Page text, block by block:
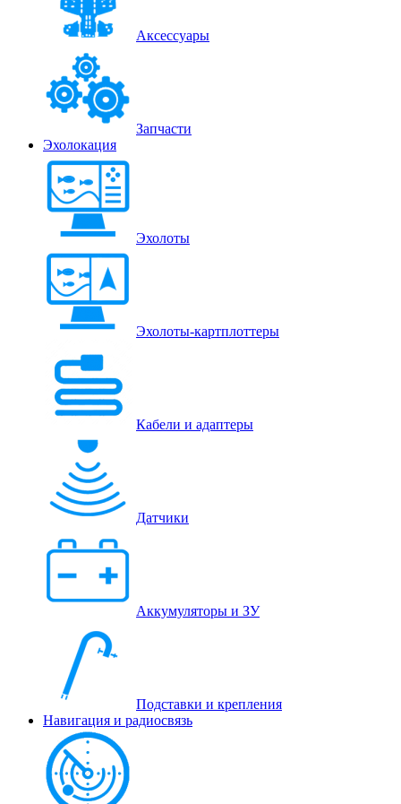
Аксессуары
Запчасти
Эхолокация
Эхолоты
Эхолоты-картплоттеры
Кабели и адаптеры
Датчики
Аккумуляторы и ЗУ
Подставки и крепления
Навигация и радиосвязь